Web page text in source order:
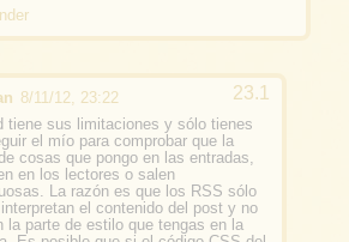
8/11/12, 23:22
tiene sus limitaciones y sólo tienes
el mío para comprobar que la
cosas que pongo en las entradas,
en los lectores o salen
La razón es que los RSS sólo
interpretan el contenido del post y no
la parte de estilo que tengas en la